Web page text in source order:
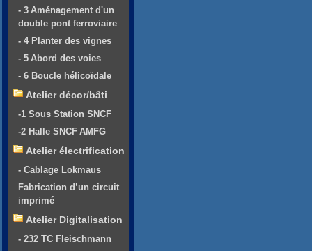
- 3 Aménagement d'un
double pont ferroviaire
- 4 Planter des vignes
- 5 Abord des voies
- 6 Boucle hélicoïdale
Atelier décor/bâti
-1 Sous Station SNCF
-2 Halle SNCF AMFG
Atelier électrification
- Cablage Lokmaus
Fabrication d’un circuit
imprimé
Atelier Digitalisation
- 232 TC Fleischmann